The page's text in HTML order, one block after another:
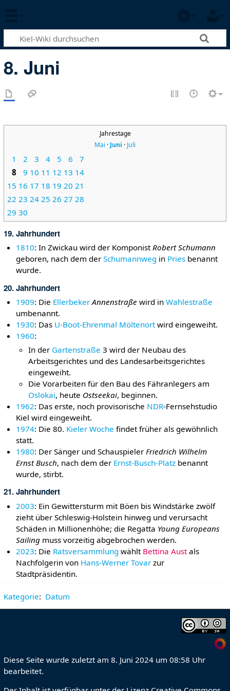
8. Juni
Jahrestage
Mai · Juni · Juli
1 2 3 4 5 6
7
8
9 10 11 12 13 14
15 16 17 18 19 20 21
22 23 24 25 26 27 28
29 30
19. Jahrhundert
1810: In Zwickau wird der KomponistRobert Schumann
geboren, nach dem derSchumannweg in Pries benannt
wurde.
20. Jahrhundert
1909: Die Ellerbeker Annenstraße wird inWahlestraße
umbenannt.
1930: Das U-Boot-Ehrenmal Möltenortwird eingeweiht.
1960:
In der Gartenstraße 3 wird der Neubau des
Arbeitsgerichtes und des Landesarbeitsgerichtes
eingeweiht.
Die Vorarbeiten für den Bau des Fähranlegers am
Oslokai, heute Ostseekai, beginnen.
1962: Das erste, noch provisorische NDR-Fernsehstudio
Kiel wird eingeweiht.
1974: Die 80. Kieler Woche findet früher als gewöhnlich
statt.
1980: Der Sänger und Schauspieler Friedrich Wilhelm
Ernst Busch, nach dem der Ernst-Busch-Platz benannt
wurde, stirbt.
21. Jahrhundert
2003: Ein Gewittersturm mit Böen bis Windstärke zwölf
zieht über Schleswig-Holstein hinweg und verursacht
Schäden in Millionenhöhe; die Regatta Young Europeans
Sailing muss vorzeitig abgebrochen werden.
2023: Die Ratsversammlung wählt Bettina Austals
Nachfolgerin von Hans-Werner Tovar zur
Stadtpräsidentin.
Kategorie: Datum
Diese Seite wurde zuletzt am 8. Juni 2024 um 08:58 Uhr
bearbeitet.